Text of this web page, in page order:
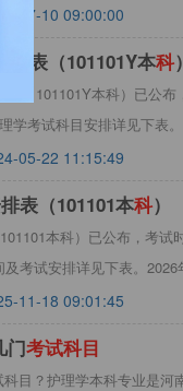
07-10 09:00:00
排表（101101Y本科）
表（101101Y本科）已公
学考试科目安排详见下表。
05-22 11:15:49
表（101101本科）
本科）已公布，考试
考试安排详见下表。2026
11-18 09:01:45
门考试科目
目？护理学本科专业是河